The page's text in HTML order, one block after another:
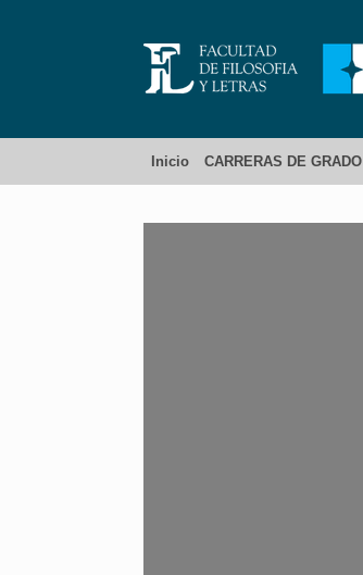
Inicio CARRERAS DE GRADO